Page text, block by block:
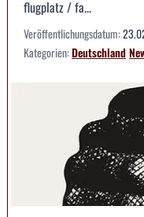
flugplatz / fa...
Veröffentlichungsdatum:
Kategorien:Deutschland